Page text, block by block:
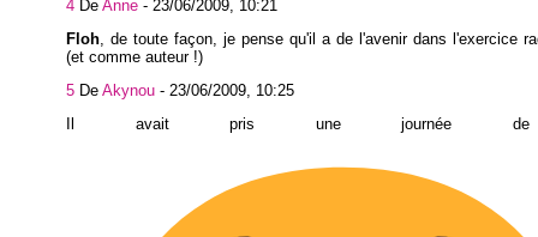
4 De Anne - 23/06/2009, 10:21
Floh, de toute façon, je pense qu'il a de l'avenir dans l'exercice
(et comme auteur !)
5 De Akynou - 23/06/2009, 10:25
Il avait pris une journée de